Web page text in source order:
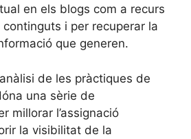
en els blogs com a recurs
i per recuperar la
que generen.
de les pràctiques de
una sèrie de
millorar l’assignació
la visibilitat de la